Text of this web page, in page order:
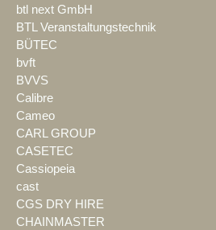
btl next GmbH
BTL Veranstaltungstechnik
BÜTEC
bvft
BVVS
Calibre
Cameo
CARL GROUP
CASETEC
Cassiopeia
cast
CGS DRY HIRE
CHAINMASTER